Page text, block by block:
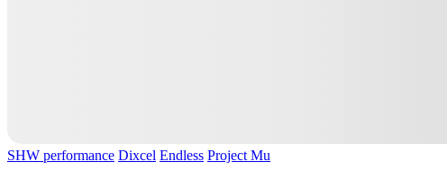
SHW performance Dixcel Endless Project Mu